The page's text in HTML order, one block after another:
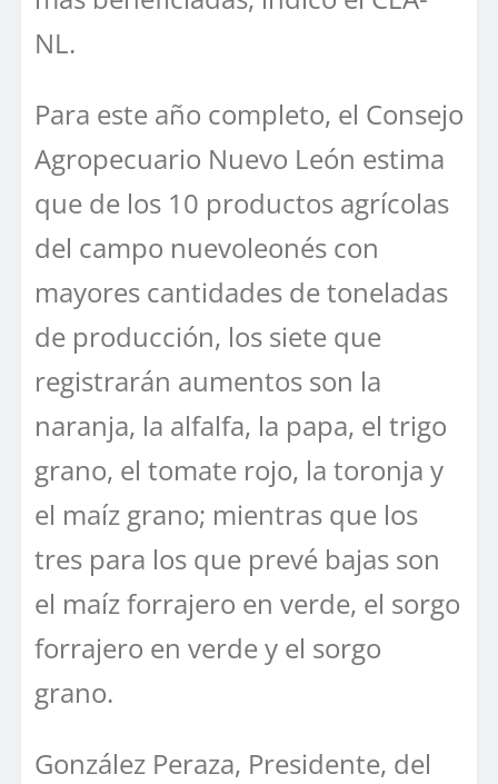
NL.
Para este año completo, el Consejo
Agropecuario Nuevo León estima
que de los 10 productos agrícolas
del campo nuevoleonés con
mayores cantidades de toneladas
de producción, los siete que
registrarán aumentos son la
naranja, la alfalfa, la papa, el trigo
grano, el tomate rojo, la toronja y
el maíz grano; mientras que los
tres para los que prevé bajas son
el maíz forrajero en verde, el sorgo
forrajero en verde y el sorgo
grano.
González Peraza, Presidente, del